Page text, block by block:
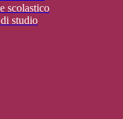
scolastico
studio